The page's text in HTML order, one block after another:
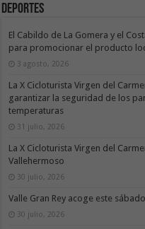
Deportes
El Cabildo de La Gomera y el
para promocionar el producto
3 agosto, 2026
La X Cicloturista Virgen del
garantizar la seguridad de los
temperaturas
31 julio, 2026
La X Cicloturista Virgen del
Vallehermoso
30 julio, 2026
Valle Gran Rey acoge este
30 julio, 2026